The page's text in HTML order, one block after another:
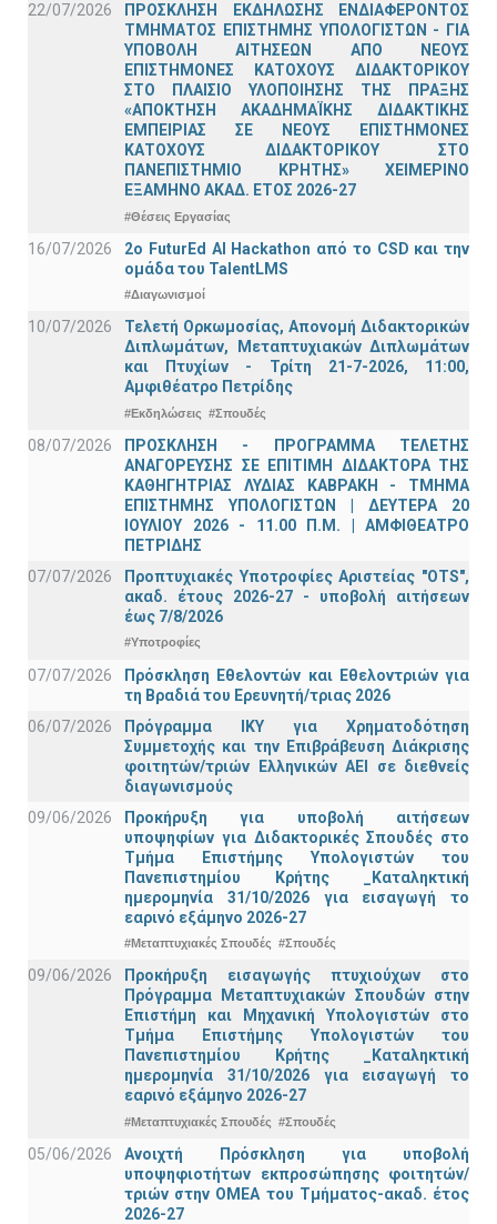
22/07/2026
ΠΡΟΣΚΛΗΣΗ ΕΚΔΗΛΩΣΗΣ ΕΝΔΙΑΦΕΡΟΝΤΟΣ
ΤΜΗΜΑΤΟΣ ΕΠΙΣΤΗΜΗΣ ΥΠΟΛΟΓΙΣΤΩΝ - ΓΙΑ
ΥΠΟΒΟΛΗ ΑΙΤΗΣΕΩΝ ΑΠΟ ΝΕΟΥΣ
ΕΠΙΣΤΗΜΟΝΕΣ ΚΑΤΟΧΟΥΣ ΔΙΔΑΚΤΟΡΙΚΟΥ
ΣΤΟ ΠΛΑΙΣΙΟ ΥΛΟΠΟΙΗΣΗΣ ΤΗΣ ΠΡΑΞΗΣ
«ΑΠΟΚΤΗΣΗ ΑΚΑΔΗΜΑΪΚΗΣ ΔΙΔΑΚΤΙΚΗΣ
ΕΜΠΕΙΡΙΑΣ ΣΕ ΝΕΟΥΣ ΕΠΙΣΤΗΜΟΝΕΣ
ΚΑΤΟΧΟΥΣ ΔΙΔΑΚΤΟΡΙΚΟΥ ΣΤΟ
ΠΑΝΕΠΙΣΤΗΜΙΟ ΚΡΗΤΗΣ» ΧΕΙΜΕΡΙΝΟ
ΕΞΑΜΗΝΟ ΑΚΑΔ. ΕΤΟΣ 2026-27
#Θέσεις Εργασίας
16/07/2026
2o FuturEd AI Hackathon από το CSD και την
ομάδα του TalentLMS
#Διαγωνισμοί
10/07/2026
Τελετή Ορκωμοσίας, Απονομή Διδακτορικών
Διπλωμάτων, Μεταπτυχιακών Διπλωμάτων
και Πτυχίων - Τρίτη 21-7-2026, 11:00,
Αμφιθέατρο Πετρίδης
#Εκδηλώσεις #Σπουδές
08/07/2026
ΠΡΟΣΚΛΗΣΗ - ΠΡΟΓΡΑΜΜΑ ΤΕΛΕΤΗΣ
ΑΝΑΓΟΡΕΥΣΗΣ ΣΕ ΕΠΙΤΙΜΗ ΔΙΔΑΚΤΟΡΑ ΤΗΣ
ΚΑΘΗΓΗΤΡΙΑΣ ΛΥΔΙΑΣ ΚΑΒΡΑΚΗ - ΤΜΗΜΑ
ΕΠΙΣΤΗΜΗΣ ΥΠΟΛΟΓΙΣΤΩΝ | ΔΕΥΤΕΡΑ 20
ΙΟΥΛΙΟΥ 2026 - 11.00 Π.Μ. | ΑΜΦΙΘΕΑΤΡΟ
ΠΕΤΡΙΔΗΣ
07/07/2026
Προπτυχιακές Υποτροφίες Αριστείας "OTS",
ακαδ. έτους 2026-27 - υποβολή αιτήσεων
έως 7/8/2026
#Υποτροφίες
07/07/2026
Πρόσκληση Εθελοντών και Εθελοντριών για
τη Βραδιά του Ερευνητή/τριας 2026
06/07/2026
Πρόγραμμα ΙΚΥ για Χρηματοδότηση
Συμμετοχής και την Επιβράβευση Διάκρισης
φοιτητών/τριών Ελληνικών ΑΕΙ σε διεθνείς
διαγωνισμούς
09/06/2026
Προκήρυξη για υποβολή αιτήσεων
υποψηφίων για Διδακτορικές Σπουδές στο
Τμήμα Eπιστήμης Υπολογιστών του
Πανεπιστημίου Κρήτης _Καταληκτική
ημερομηνία 31/10/2026 για εισαγωγή το
εαρινό εξάμηνο 2026-27
#Μεταπτυχιακές Σπουδές #Σπουδές
09/06/2026
Προκήρυξη εισαγωγής πτυχιούχων στo
Πρόγραμμα Μεταπτυχιακών Σπουδών στην
Επιστήμη και Μηχανική Υπολογιστών στο
Τμήμα Eπιστήμης Υπολογιστών του
Πανεπιστημίου Κρήτης _Καταληκτική
ημερομηνία 31/10/2026 για εισαγωγή το
εαρινό εξάμηνο 2026-27
#Μεταπτυχιακές Σπουδές #Σπουδές
05/06/2026
Ανοιχτή Πρόσκληση για υποβολή
υποψηφιοτήτων εκπροσώπησης φοιτητών/
τριών στην ΟΜΕΑ του Τμήματος-ακαδ. έτος
2026-27